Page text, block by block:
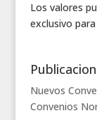
Los valores
exclusivo
Nuevos
Convenios